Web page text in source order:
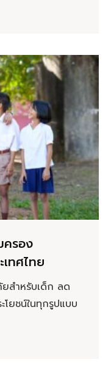
รอง
ทศไทย
สำหรับเด็ก ลด
โยชน์ในทุกรูปแบบ